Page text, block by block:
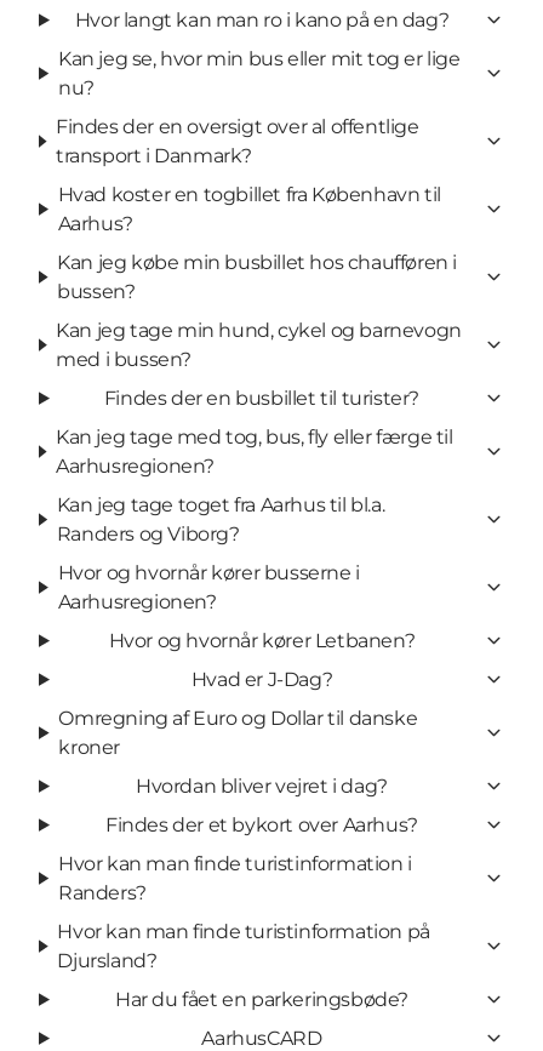
Hvor langt kan man ro i kano på en dag?
Kan jeg se, hvor min bus eller mit tog er lige
nu?
Findes der en oversigt over al offentlige
transport i Danmark?
Hvad koster en togbillet fra København til
Aarhus?
Kan jeg købe min busbillet hos chaufføren i
bussen?
Kan jeg tage min hund, cykel og barnevogn
med i bussen?
Findes der en busbillet til turister?
Kan jeg tage med tog, bus, fly eller færge til
Aarhusregionen?
Kan jeg tage toget fra Aarhus til bl.a.
Randers og Viborg?
Hvor og hvornår kører busserne i
Aarhusregionen?
Hvor og hvornår kører Letbanen?
Hvad er J-Dag?
Omregning af Euro og Dollar til danske
kroner
Hvordan bliver vejret i dag?
Findes der et bykort over Aarhus?
Hvor kan man finde turistinformation i
Randers?
Hvor kan man finde turistinformation på
Djursland?
Har du fået en parkeringsbøde?
AarhusCARD